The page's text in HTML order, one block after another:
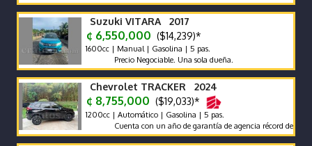
Suzuki VITARA 2017
¢ 6,550,000 ($14,239)*
1600cc | Manual | Gasolina | 5 pas.
Precio Negociable. Una sola dueña.
Chevrolet TRACKER 2024
¢ 8,755,000 ($19,033)*
1200cc | Automático | Gasolina | 5 pas.
Cuenta con un año de garantía de agencia récord de agencia